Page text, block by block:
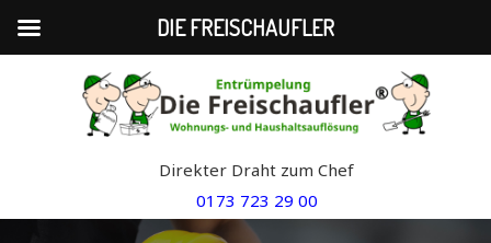
Direkter Draht zum Chef
0173 723 29 00
DIE FREISCHAUFLER